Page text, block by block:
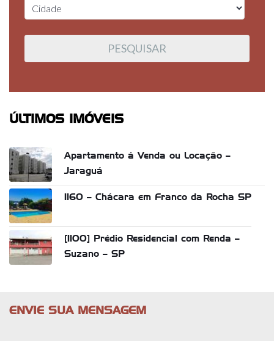
ÚLTIMOS IMÓVEIS
Apartamento á Venda ou Locação –
Jaraguá
1160 – Chácara em Franco da Rocha SP
[1100] Prédio Residencial com Renda –
Suzano – SP
ENVIE SUA MENSAGEM